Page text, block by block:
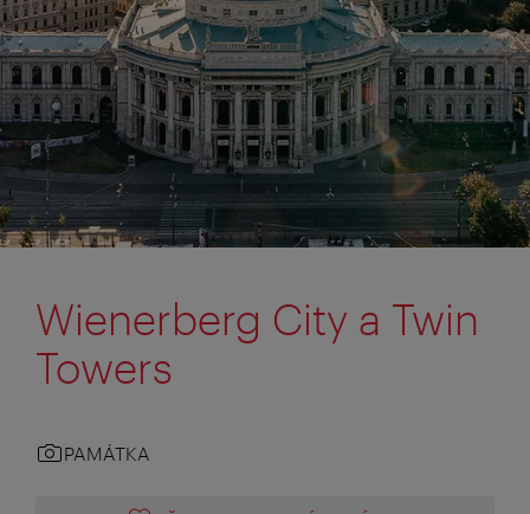
Wienerberg City a Twin
Towers
PAMÁTKA